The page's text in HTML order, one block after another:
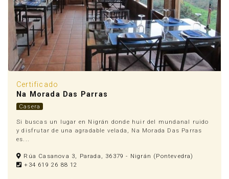
Certificado
Na Morada Das Parras
Casera
Si buscas un lugar en Nigrán donde huir del mundanal ruido
y disfrutar de una agradable velada, Na Morada Das Parras
es...
Rúa Casanova 3, Parada, 36379 - Nigrán (Pontevedra)
+34 619 26 88 12